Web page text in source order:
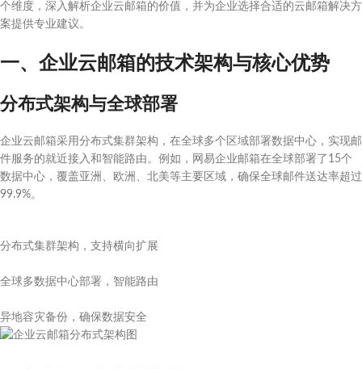
个维度，深入解析企业云邮箱的价值，并为企业选择合适的云邮箱解决方
案提供专业建议。
一、企业云邮箱的技术架构与核心优势
分布式架构与全球部署
企业云邮箱采用分布式集群架构，在全球多个区域部署数据中心，实现邮
件服务的就近接入和智能路由。例如，网易企业邮箱在全球部署了15个
数据中心，覆盖亚洲、欧洲、北美等主要区域，确保全球邮件送达率超过
99.9%。
分布式集群架构，支持横向扩展
全球多数据中心部署，智能路由
异地容灾备份，确保数据安全